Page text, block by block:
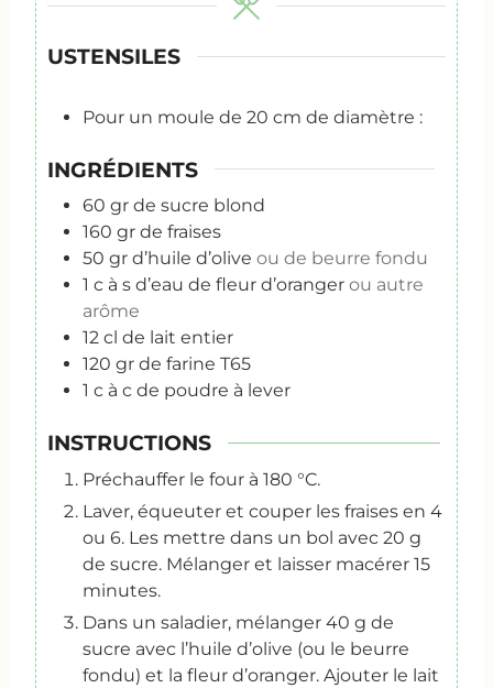
s
USTENSILES
Pour un moule de 20 cm de diamètre :
INGRÉDIENTS
60 gr de sucre blond
160 gr de fraises
50 gr d’huile d’olive ou de beurre fondu
1 c à s d’eau de fleur d’oranger ou autre
arôme
12 cl de lait entier
120 gr de farine T65
1 c à c de poudre à lever
INSTRUCTIONS
Préchauffer le four à 180 °C.
Laver, équeuter et couper les fraises en 4
ou 6. Les mettre dans un bol avec 20 g
de sucre. Mélanger et laisser macérer 15
minutes.
Dans un saladier, mélanger 40 g de
sucre avec l’huile d’olive (ou le beurre
fondu) et la fleur d’oranger. Ajouter le lait